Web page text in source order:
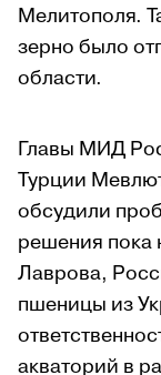
Мелитополя.
зерно было
области.
Главы МИД
Турции
обсудили
решения пока
Лаврова,
пшеницы из
акваторий в